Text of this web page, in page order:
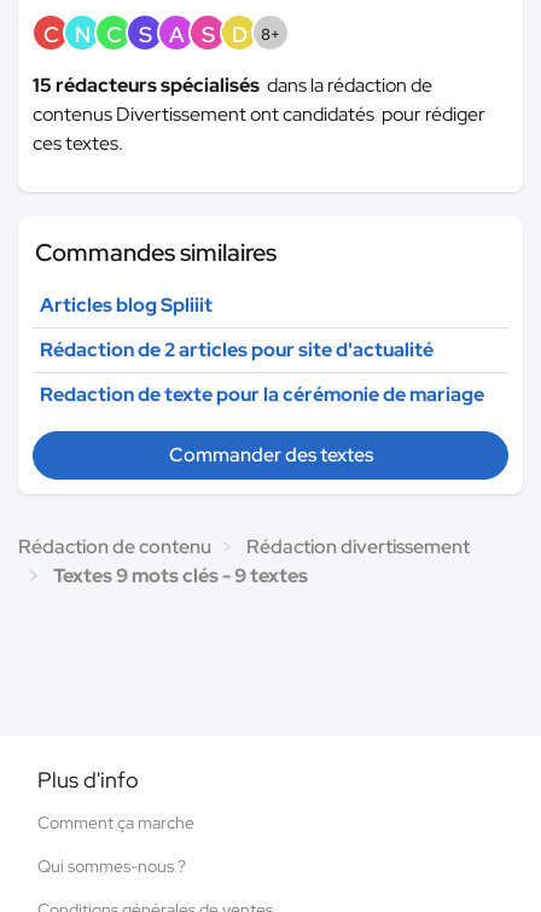
C N C S A S D 8+
15 rédacteurs spécialisés dans la rédaction de
contenus Divertissement ont candidatés pour rédiger
ces textes.
Commandes similaires
Articles blog Spliiit
Rédaction de 2 articles pour site d'actualité
Redaction de texte pour la cérémonie de mariage
Commander des textes
Rédaction de contenu
Rédaction divertissement
Textes 9 mots clés - 9 textes
Plus d'info
Comment ça marche
Qui sommes-nous ?